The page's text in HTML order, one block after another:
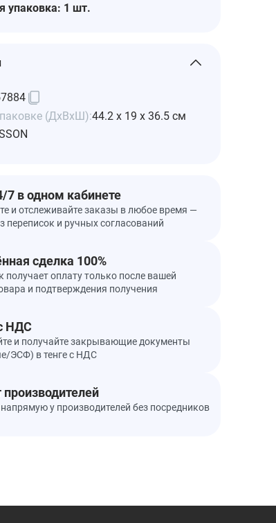
упаковка: 1 шт.
(ДхВхШ):44.2 x 19 x 36.5 см
7 в одном кабинете
и отслеживайте заказы в любое время —
переписок и ручных согласований
сделка 100%
оплату только после вашей
и подтверждения получения
НДС
и получайте закрывающие документы
ЭСФ) в тенге с НДС
у производителей без посредников